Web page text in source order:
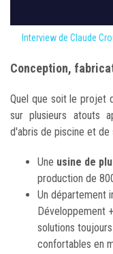
Interview de Claude
Conception,
Quel que soit le projet
sur plusieurs atouts
d'abris de piscine et
Une usine de
production de
Un département
Développement
solutions
confortables en